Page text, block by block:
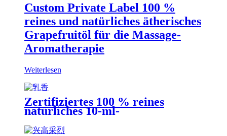
Custom Private Label 100 %
reines und natürliches ätherisches
Grapefruitöl für die Massage-
Aromatherapie
Weiterlesen
Zertifiziertes 100 % reines
natürliches 10-ml-
die Hautpflege